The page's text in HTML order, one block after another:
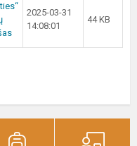
2025-03-31
14:08:01
44 KB